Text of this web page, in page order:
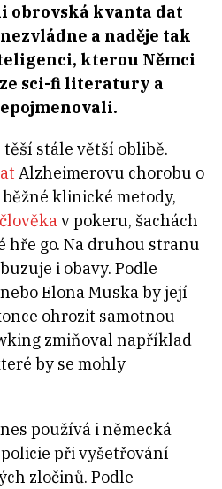
obrovská kvanta dat
a naděje tak
kterou Němci
sci-fi literatury a
stále větší oblibě.
Alzheimerovu chorobu o
klinické metody,
v pokeru, šachách
hře go. Na druhou stranu
i obavy. Podle
Elona Muska by její
ohrozit samotnou
zmiňoval například
by se mohly
používá i německá
při vyšetřování
zločinů. Podle